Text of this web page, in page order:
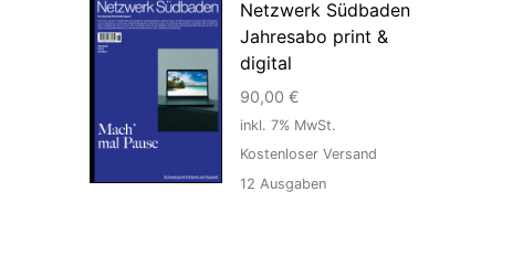
Netzwerk Südbaden
Jahresabo print &
digital
90,00 €
inkl. 7% MwSt.
Kostenloser Versand
12 Ausgaben